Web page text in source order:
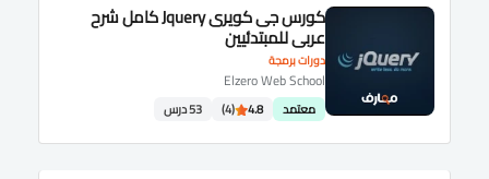
دورات برمجة
كورس جى كويرى Jquery كامل شرح
عربى للمبتدئيين
Elzero Web School
معتمد 4.8
(4) 53 درس